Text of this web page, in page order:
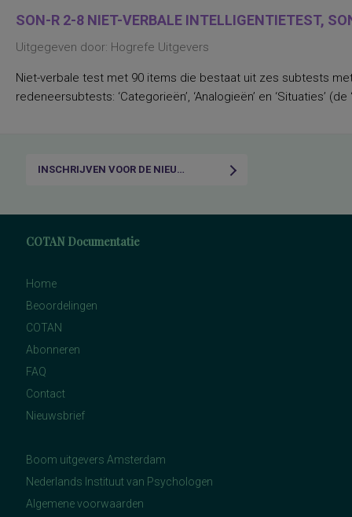
SON-R 2-8 NIET-VERBALE INTELLIGENTIETEST,
Uitgegeven door: Hogrefe Uitgevers
Niet-verbale test met 90 items die bestaat uit zes subtests
redeneersubtests: ‘Categorieën’, ‘Analogieën’ en ‘Situaties’
INSCHRIJVEN VOOR DE NIEUWSBRIEF
COTAN Documentatie
Home
Beoordelingen
COTAN
Abonneren
FAQ
Contact
Nieuwsbrief
Boom uitgevers Amsterdam
Nederlands Instituut van Psychologen
Algemene voorwaarden